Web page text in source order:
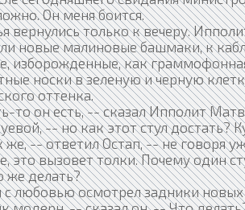
Он меня боится.
вернулись только к вечеру.
новые малиновые башмаки, к
изборожденные, как
носки в зеленую и черную
оттенка.
то он есть, -- сказал Ипполит
-- но как этот стул достать?
-- ответил Остап, -- не говоря
это вызовет толки. Почему один
делать?
любовью осмотрел задники новых